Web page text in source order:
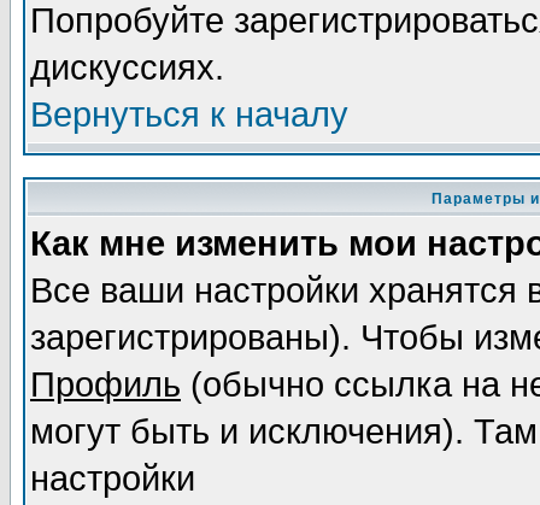
Попробуйте
дискуссиях.
Вернуться к началу
Параметры
Как мне изменить мои
Все ваши настройки
зарегистрированы). Чтобы
Профиль (обычно ссылка на
могут быть и исключения).
настройки